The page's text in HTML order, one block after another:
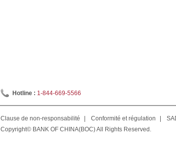
Hotline : 1-844-669-5566
Clause de non-responsabilité Conformité et régulation
Copyright© BANK OF CHINA(BOC) All Rights Reserved.